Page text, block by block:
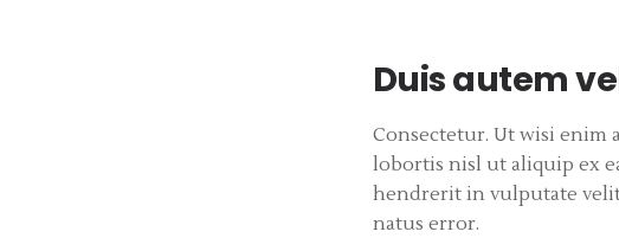
Duis autem
Consectetur. Ut wisi enim
lobortis nisl ut aliquip ex
hendrerit in vulputate velit
natus error.